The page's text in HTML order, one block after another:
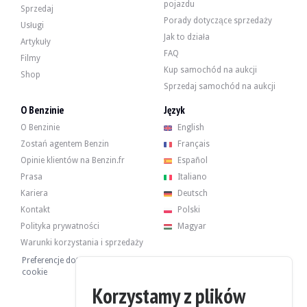
- Standardowa rewizja
Samochód posiada 4 oryginalne felgi w dobrym stanie, wyposażone w
Sprzedawca jest profesjonalistą z siedzibą we Francji w Signes (83) i
Sprzedający chciał ustalić cenę rezerwową.
Raport historyczny
Galeria
Sprzedaj
Usługi
Artykuły
Filmy
Shop
pojazdu
Porady dotyczące sprzedaży
Jak to działa
FAQ
Kup samochód na aukcji
Sprzedaj samochód na aukcji
O Benzinie
O Benzinie
Zostań agentem Benzin
Opinie klientów na Benzin.fr
Prasa
Kariera
Kontakt
Polityka prywatności
Warunki korzystania i sprzedaży
Preferencje dotyczące plików
cookie
Język
English
Français
Español
Italiano
Deutsch
Polski
Magyar
Korzystamy z plików